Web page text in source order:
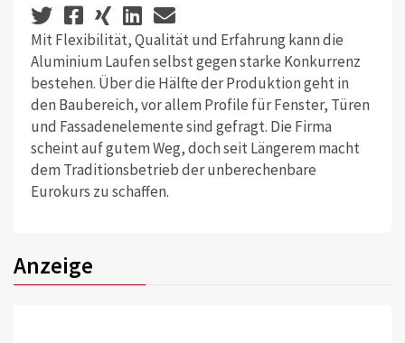
Mit Flexibilität, Qualität und Erfahrung kann die
Aluminium Laufen selbst gegen starke Konkurrenz
bestehen. Über die Hälfte der Produktion geht in
den Baubereich, vor allem Profile für Fenster, Türen
und Fassadenelemente sind gefragt. Die Firma
scheint auf gutem Weg, doch seit Längerem macht
dem Traditionsbetrieb der unberechenbare
Eurokurs zu schaffen.
Anzeige